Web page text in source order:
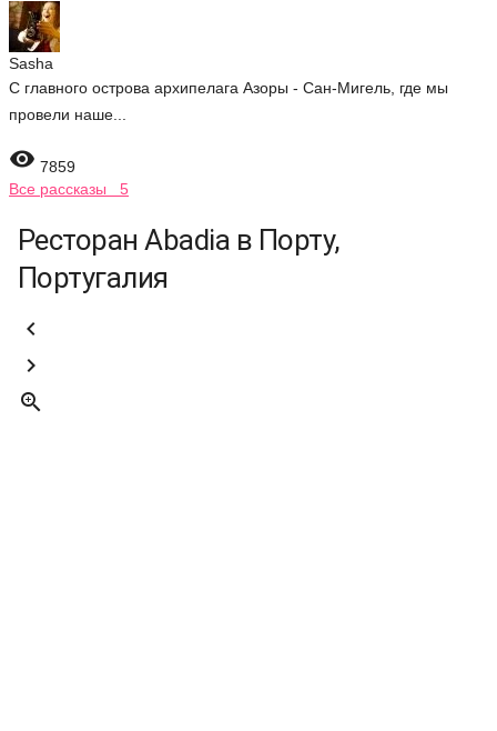
Sasha
С главного острова архипелага Азоры - Сан-Мигель, где мы
провели наше...
 7859
Все рассказы 5
Ресторан Abadia в Порту,
Португалия


